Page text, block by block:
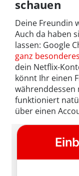
schauen
Deine Freundin
Auch da haben
lassen: Google
ganz
dein Netflix-
könnt Ihr einen
währenddessen
funktioniert
über einen